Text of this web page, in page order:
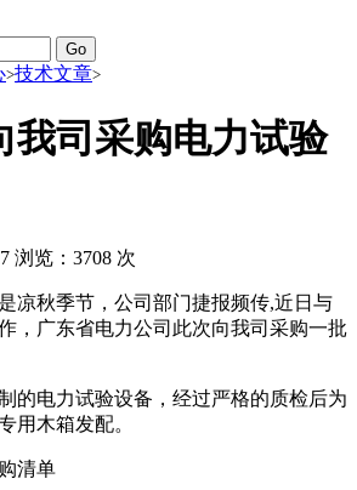
Go
>技术文章>
我司采购电力试验
浏览：3708 次
秋季节，公司部门捷报频传,近日与
，广东省电力公司此次向我司采购一批
电力试验设备，经过严格的质检后为
用木箱发配。
清单